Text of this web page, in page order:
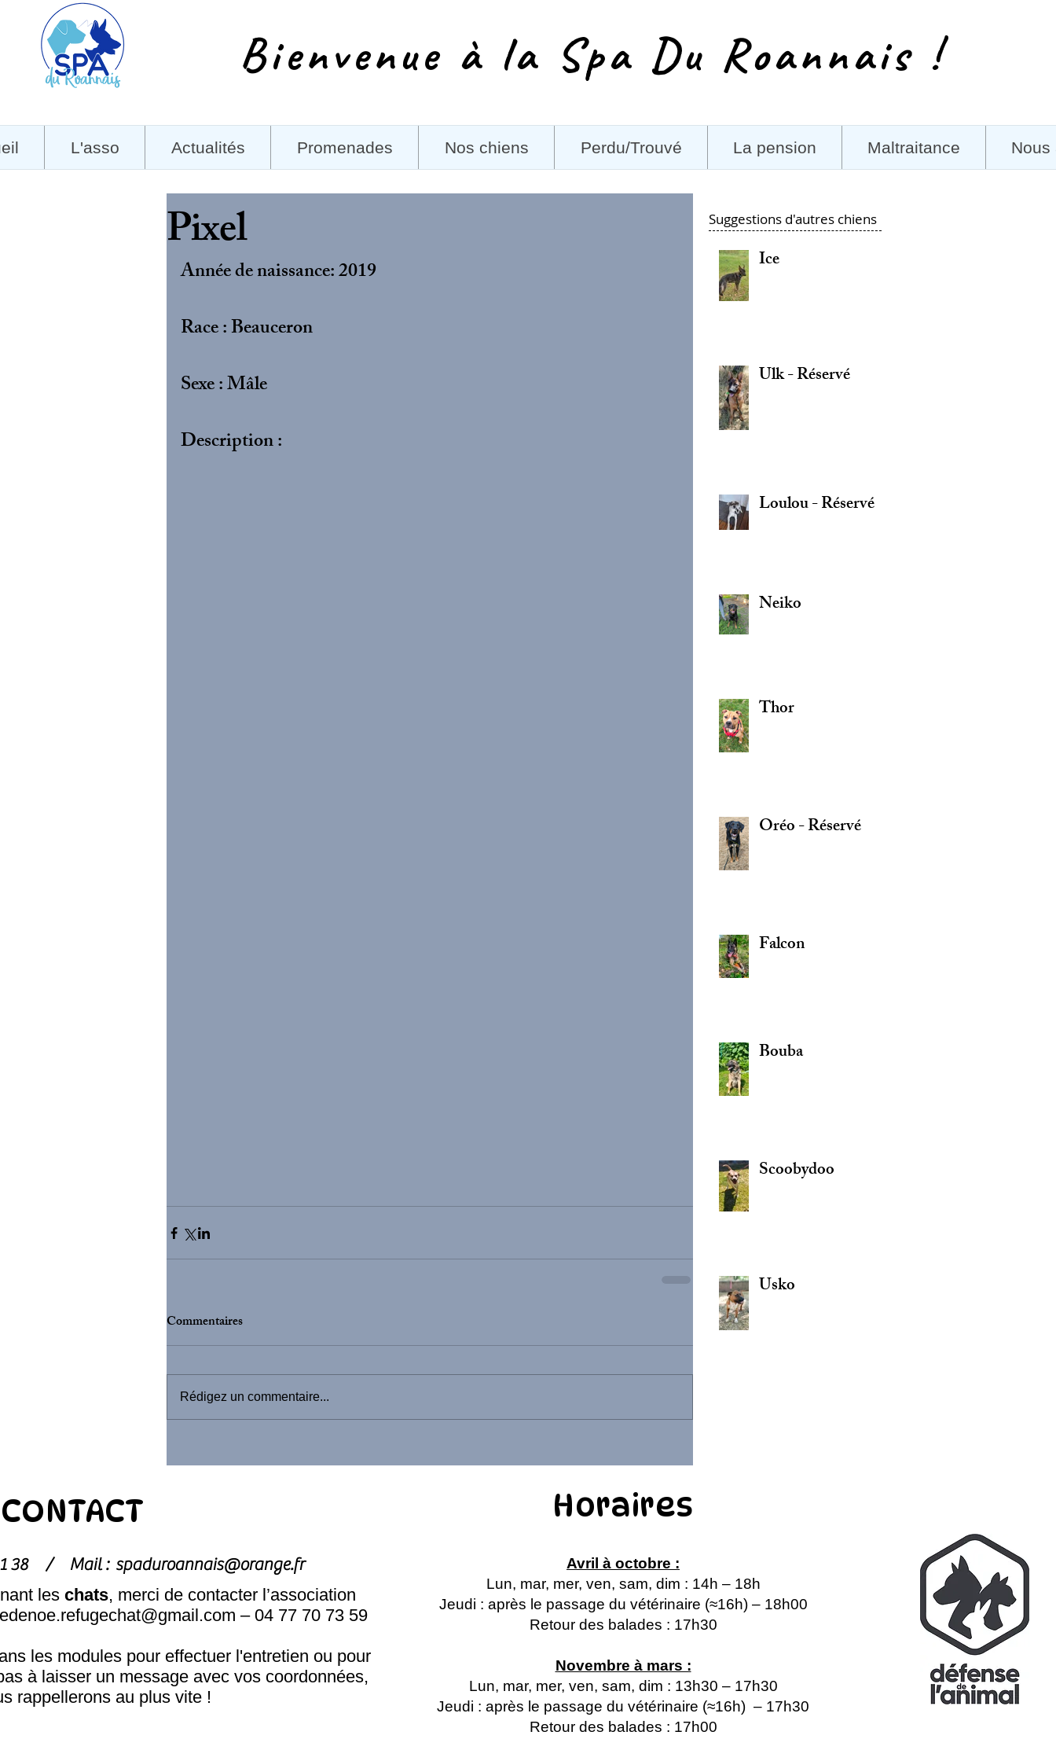
Bienvenue à la Spa Du Roannais !
L'asso Actualités Promenades Nos chiens Perdu/Trouvé La pension Maltraitance Nous
Pixel
Année de naissance: 2019
Race : Beauceron
Sexe : Mâle
Description :
Commentaires
Rédigez un commentaire...
Suggestions d'autres chiens
Ice
Ulk - Réservé
Loulou - Réservé
Neiko
Thor
Oréo - Réservé
Falcon
Bouba
Scoobydoo
Usko
CONTACT
81 38 / Mail : spaduroannais@orange.fr
les chats, merci de contacter l’association
– 04 77 70 73 59
les modules pour effectuer l'entretien ou pour
à laisser un message avec vos coordonnées,
rappellerons au plus vite !
Horaires
Avril à octobre :
Lun, mar, mer, ven, sam, dim : 14h – 18h
Jeudi : après le passage du vétérinaire (≈16h) – 18h00
Retour des balades : 17h30
Novembre à mars :
Lun, mar, mer, ven, sam, dim : 13h30 – 17h30
Jeudi : après le passage du vétérinaire (≈16h) – 17h30
Retour des balades : 17h00